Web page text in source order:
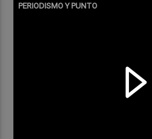
PERIODISMO Y PUNTO